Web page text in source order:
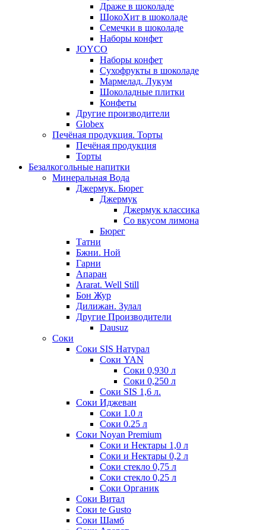
Драже в шоколаде
ШокоХит в шоколаде
Семечки в шоколаде
Наборы конфет
JOYCO
Наборы конфет
Сухофрукты в шоколаде
Мармелад. Лукум
Шоколадные плитки
Конфеты
Другие производители
Globex
Печёная продукция. Торты
Печёная продукция
Торты
Безалкогольные напитки
Минеральная Вода
Джермук. Бюрег
Джермук
Джермук классика
Со вкусом лимона
Бюрег
Татни
Бжни. Ной
Гарни
Апаран
Ararat. Well Still
Бон Жур
Дилижан. Зулал
Другие Производители
Dausuz
Соки
Соки SIS Натурал
Соки YAN
Соки 0,930 л
Соки 0,250 л
Соки SIS 1,6 л.
Соки Иджеван
Соки 1.0 л
Соки 0.25 л
Соки Noyan Premium
Соки и Нектары 1,0 л
Соки и Нектары 0,2 л
Соки стекло 0,75 л
Соки стекло 0,25 л
Соки Органик
Соки Витал
Соки te Gusto
Соки Шамб